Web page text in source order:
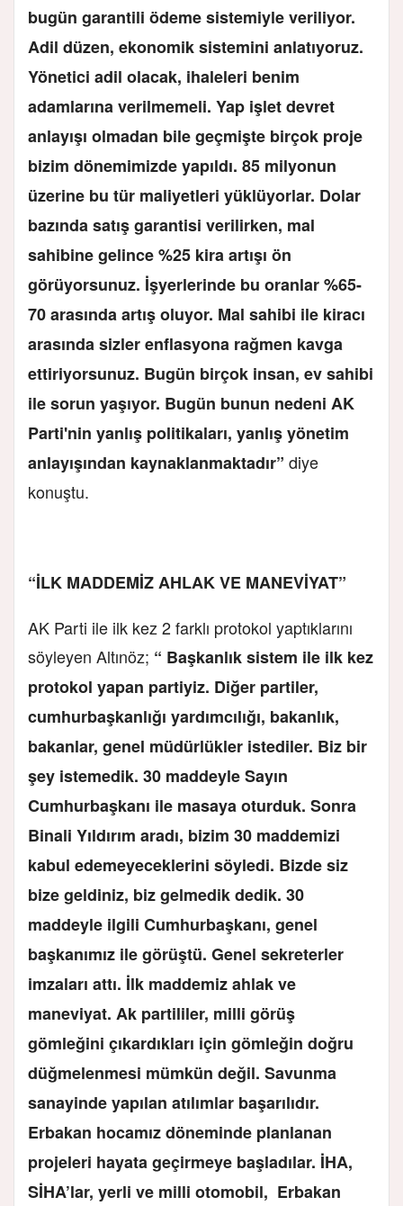
bugün garantili ödeme sistemiyle veriliyor.
Adil düzen, ekonomik sistemini anlatıyoruz.
Yönetici adil olacak, ihaleleri benim
adamlarına verilmemeli. Yap işlet devret
anlayışı olmadan bile geçmişte birçok proje
bizim dönemimizde yapıldı. 85 milyonun
üzerine bu tür maliyetleri yüklüyorlar. Dolar
bazında satış garantisi verilirken, mal
sahibine gelince %25 kira artışı ön
görüyorsunuz. İşyerlerinde bu oranlar %65-
70 arasında artış oluyor. Mal sahibi ile kiracı
arasında sizler enflasyona rağmen kavga
ettiriyorsunuz. Bugün birçok insan, ev sahibi
ile sorun yaşıyor. Bugün bunun nedeni AK
Parti'nin yanlış politikaları, yanlış yönetim
anlayışından kaynaklanmaktadır” diye
konuştu.
“İLK MADDEMİZ AHLAK VE MANEVİYAT”
AK Parti ile ilk kez 2 farklı protokol yaptıklarını
söyleyen Altınöz; “ Başkanlık sistem ile ilk kez
protokol yapan partiyiz. Diğer partiler,
cumhurbaşkanlığı yardımcılığı, bakanlık,
bakanlar, genel müdürlükler istediler. Biz bir
şey istemedik. 30 maddeyle Sayın
Cumhurbaşkanı ile masaya oturduk. Sonra
Binali Yıldırım aradı, bizim 30 maddemizi
kabul edemeyeceklerini söyledi. Bizde siz
bize geldiniz, biz gelmedik dedik. 30
maddeyle ilgili Cumhurbaşkanı, genel
başkanımız ile görüştü. Genel sekreterler
imzaları attı. İlk maddemiz ahlak ve
maneviyat. Ak partililer, milli görüş
gömleğini çıkardıkları için gömleğin doğru
düğmelenmesi mümkün değil. Savunma
sanayinde yapılan atılımlar başarılıdır.
Erbakan hocamız döneminde planlanan
projeleri hayata geçirmeye başladılar. İHA,
SİHA’lar, yerli ve milli otomobil, Erbakan